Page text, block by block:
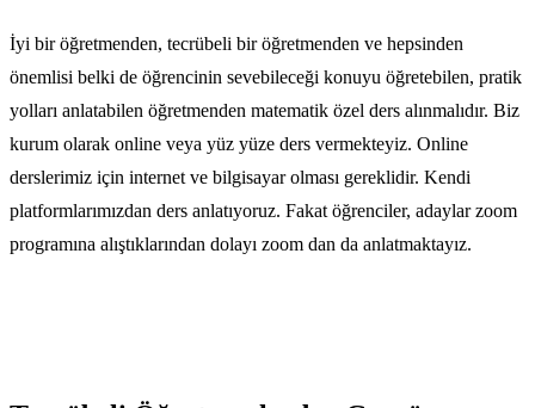
İyi bir öğretmenden, tecrübeli bir öğretmenden ve hepsinden
önemlisi belki de öğrencinin sevebileceği konuyu öğretebilen, pratik
yolları anlatabilen öğretmenden matematik özel ders alınmalıdır. Biz
kurum olarak online veya yüz yüze ders vermekteyiz. Online
derslerimiz için internet ve bilgisayar olması gereklidir. Kendi
platformlarımızdan ders anlatıyoruz. Fakat öğrenciler, adaylar zoom
programına alıştıklarından dolayı zoom dan da anlatmaktayız.